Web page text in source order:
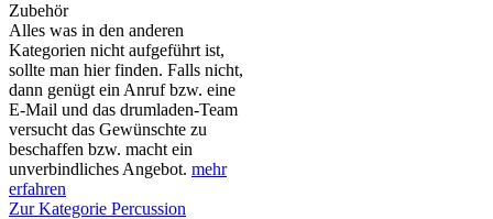
Zubehör
Alles was in den anderen
Kategorien nicht aufgeführt ist,
sollte man hier finden. Falls nicht,
dann genügt ein Anruf bzw. eine
E-Mail und das drumladen-Team
versucht das Gewünschte zu
beschaffen bzw. macht ein
unverbindliches Angebot. mehr
erfahren
Zur Kategorie Percussion